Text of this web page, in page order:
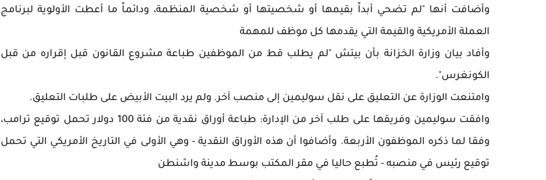
وأضافت أنها "لم تضحي أبداً بقيمها أو شخصيتها أو شخصية المنظمة، ودائماً ما أعطت الأولوية لبرنامج
العملة الأمريكية والقيمة التي يقدمها كل موظف للمهمة
وأفاد بيان وزارة الخزانة بأن بيتش "لم يطلب قط من الموظفين طباعة مشروع القانون قبل إقراره من قبل
الكونغرس".
وامتنعت الوزارة عن التعليق على نقل سوليمين إلى منصب آخر. ولم يرد البيت الأبيض على طلبات التعليق.
وافقت سوليمين وفريقها على طلب آخر من الإدارة: طباعة أوراق نقدية من فئة 100 دولار تحمل توقيع ترامب،
وفقا لما ذكره الموظفون الأربعة. وأضافوا أن هذه الأوراق النقدية - وهي الأولى في التاريخ الأمريكي التي تحمل
توقيع رئيس في منصبه - تُطبع حاليا في مقر المكتب بوسط مدينة واشنطن